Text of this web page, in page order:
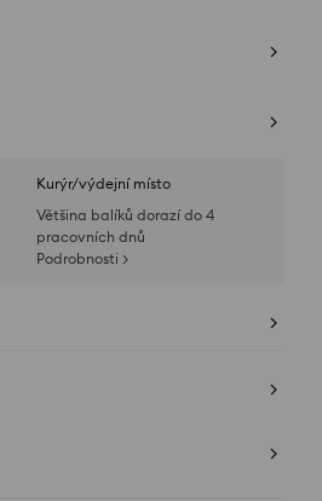
Kurýr/výdejní místo
Většina balíků dorazí do 4
pracovních dnů
Podrobnosti >